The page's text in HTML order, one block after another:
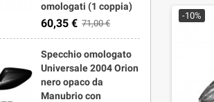
omologati (1 coppia)
60,35 € 71,00 €
Specchio omologato
Universale 2004 Orion
nero opaco da
Manubrio con
-10%